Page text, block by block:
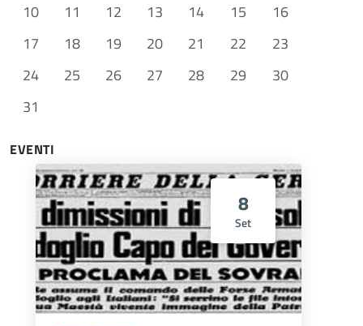
10
11 12 13 14 15
16
17
18 19 20 21 22
23
24
25 26 27 28 29
30
31
EVENTI
8
Set